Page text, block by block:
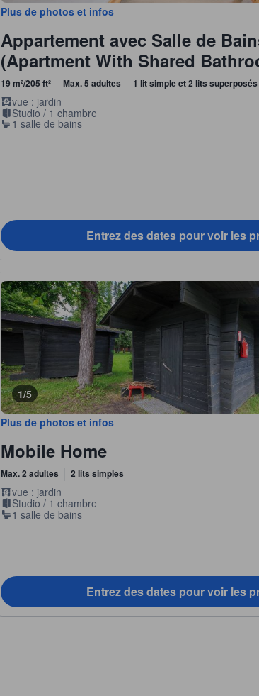
Plus de photos et infos
Appartement avec Salle de
(Apartment With Shared
19 m²/205 ft² Max. 5 adultes 1 lit simple et 2 lits superposés
vue : jardin
Studio / 1 chambre
1 salle de bains
Entrez des dates pour voir les
1/5
Plus de photos et infos
Mobile Home
Max. 2 adultes 2 lits simples
vue : jardin
Studio / 1 chambre
1 salle de bains
Entrez des dates pour voir les